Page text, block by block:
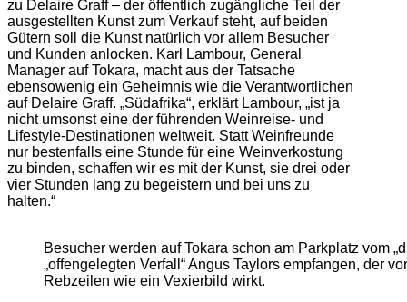
zu Delaire Graff – der öffentlich zugängliche Teil der
ausgestellten Kunst zum Verkauf steht, auf beiden
Gütern soll die Kunst natürlich vor allem Besucher
und Kunden anlocken. Karl Lambour, General
Manager auf Tokara, macht aus der Tatsache
ebensowenig ein Geheimnis wie die Verantwortlichen
auf Delaire Graff. „Südafrika“, erklärt Lambour, „ist ja
nicht umsonst eine der führenden Weinreise- und
Lifestyle-Destinationen weltweit. Statt Weinfreunde
nur bestenfalls eine Stunde für eine Weinverkostung
zu binden, schaffen wir es mit der Kunst, sie drei oder
vier Stunden lang zu begeistern und bei uns zu
halten.“
Besucher werden auf Tokara schon am Parkplatz vom
„offengelegten Verfall“ Angus Taylors empfangen, der
Rebzeilen wie ein Vexierbild wirkt.